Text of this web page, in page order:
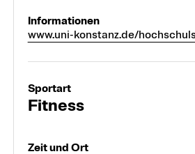
www.uni-konstanz.de/
Fitness